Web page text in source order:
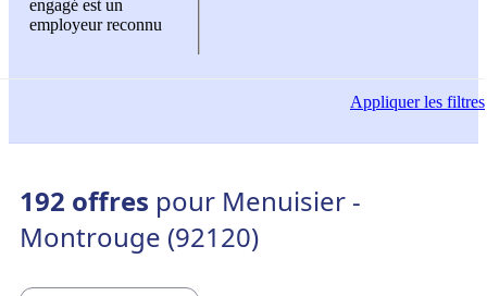
engagé est un
employeur reconnu
Appliquerles filtres
192 offres pour Menuisier -
Montrouge (92120)